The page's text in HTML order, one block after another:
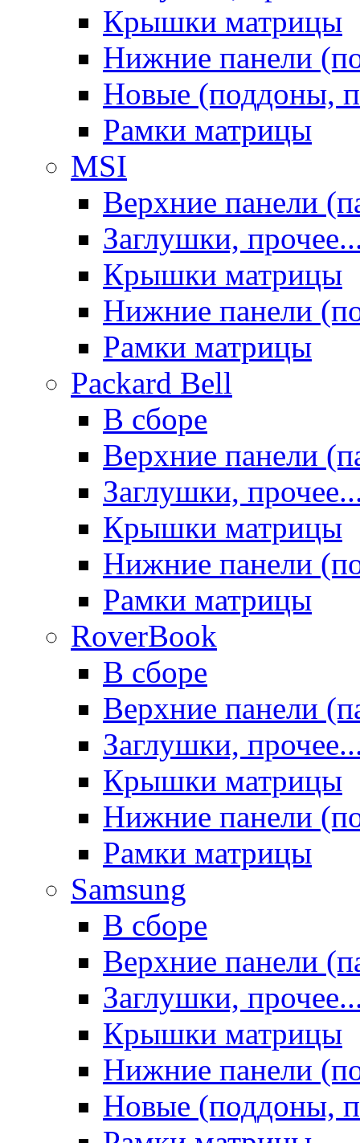
Крышки матрицы
Нижние панели
Новые (поддоны,
Рамки матрицы
MSI
Верхние панели
Заглушки,
Крышки матрицы
Нижние панели
Рамки матрицы
Packard Bell
В сборе
Верхние панели
Заглушки,
Крышки матрицы
Нижние панели
Рамки матрицы
RoverBook
В сборе
Верхние панели
Заглушки,
Крышки матрицы
Нижние панели
Рамки матрицы
Samsung
В сборе
Верхние панели
Заглушки,
Крышки матрицы
Нижние панели
Новые (поддоны,